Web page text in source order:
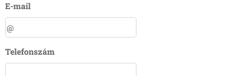
E-mail
Telefonszám